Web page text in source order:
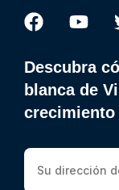
Descubra
blanca de
crecimiento